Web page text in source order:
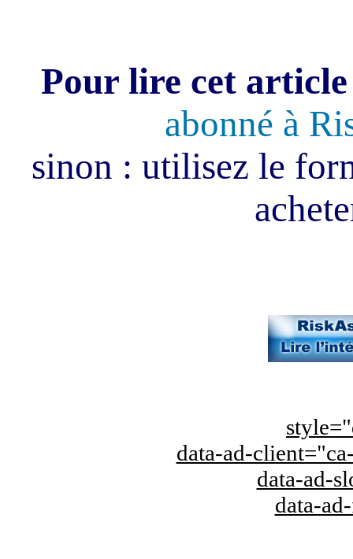
Pour lire cet
abonné à
sinon : utilisez le
data-ad-
data-ad-
data-